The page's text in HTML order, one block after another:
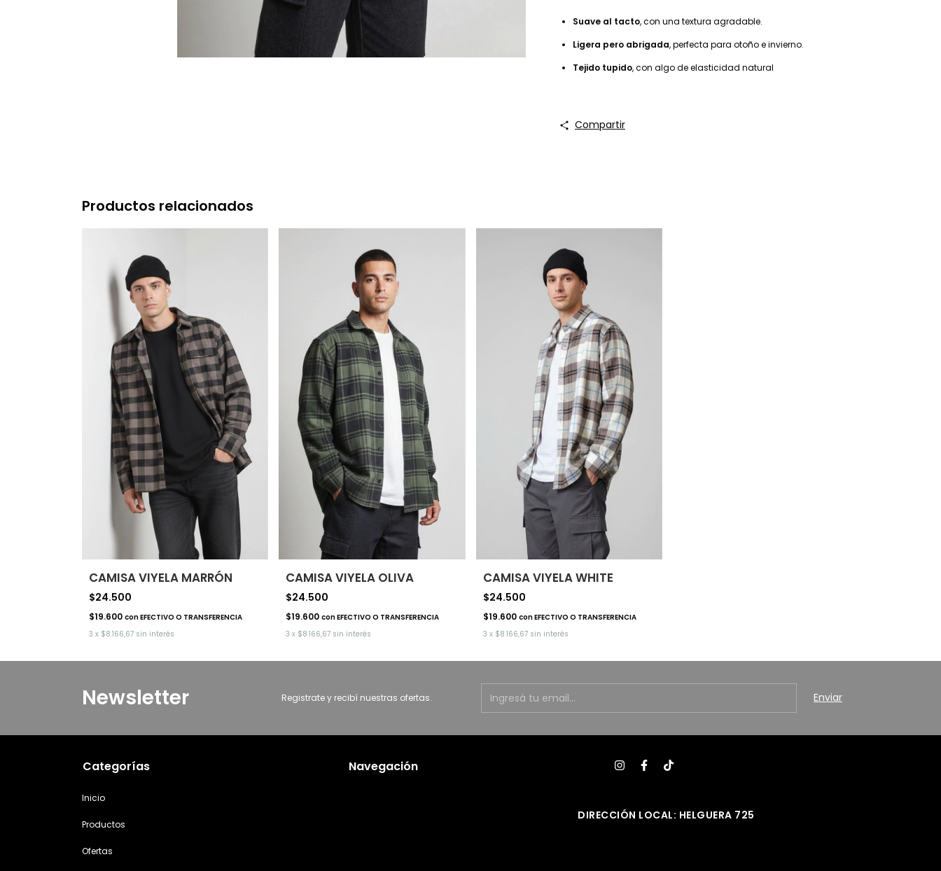
Suave al tacto, con una textura agradable.
Ligera pero abrigada, perfecta para otoño e invierno.
Tejido tupido, con algo de elasticidad natural
Compartir
Productos relacionados
CAMISA VIYELA MARRÓN
$24.500
$19.600 conEFECTIVO O TRANSFERENCIA
3 x $8.166,67 sin interés
CAMISA VIYELA OLIVA
$24.500
$19.600conEFECTIVO O TRANSFERENCIA
3 x $8.166,67 sin interés
CAMISA VIYELA WHITE
$24.500
$19.600 conEFECTIVO O TRANSFERENCIA
3 x $8.166,67 sin interés
Newsletter Registrate y recibí nuestras ofertas.
Categorías
Inicio
Productos
Ofertas
Navegación
DIRECCIÓN LOCAL: HELGUERA 725